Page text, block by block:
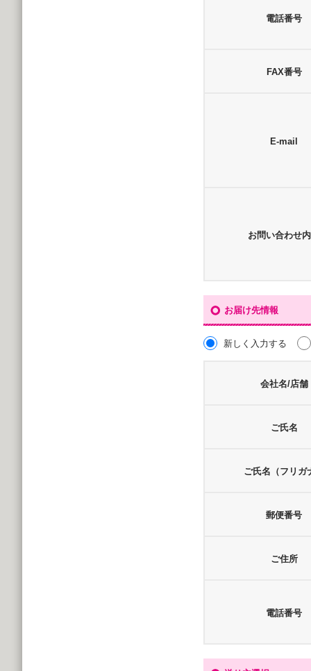
電話番号
FAX番号
E-mail
お問い合わせ
お届け先情報
新しく入力する
会社名/店舗
ご氏名
ご氏名（フリガ
郵便番号
ご住所
電話番号